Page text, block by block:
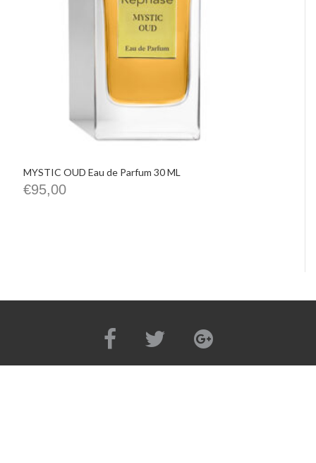
MYSTIC OUD Eau de Parfum 30 ML
€95,00